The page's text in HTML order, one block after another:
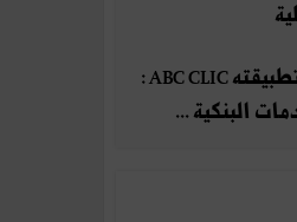
بنك ABC يطلق تطبيقته ABC CLIC :
البنكية ...